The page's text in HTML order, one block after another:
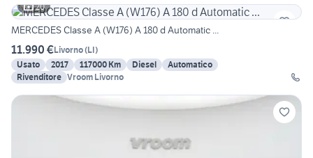
20
MERCEDES Classe A (W176) A 180 d Automatic ...
11.990 €Livorno(LI)
Usato
2017 117000 Km Diesel
Automatico
Rivenditore Vroom Livorno